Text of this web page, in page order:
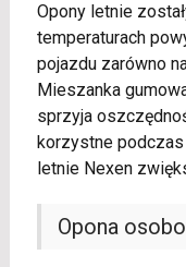
Opony letnie
temperaturach
pojazdu zarówno
Mieszanka
sprzyja
korzystne podczas
letnie Nexen
Opona